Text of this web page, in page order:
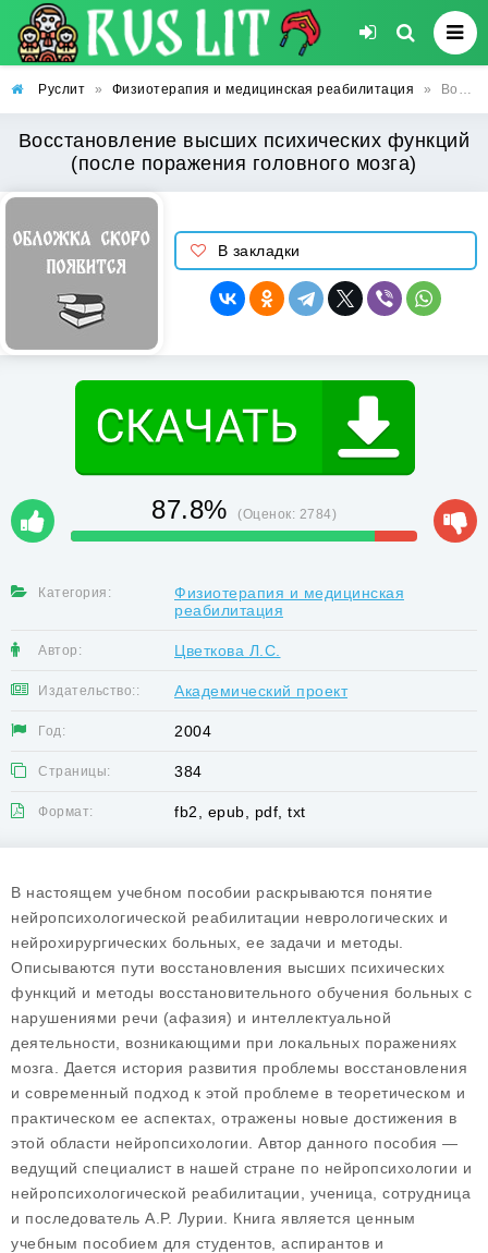
Руслит » Физиотерапия и медицинская реабилитация » Восстановление высших психических функций (после поражения головного мозга)
Восстановление высших психических функций
(после поражения головного мозга)
В закладки
87.8% (Оценок: 2784)
Категория:
Физиотерапия и медицинская
реабилитация
Автор: Цветкова Л.С.
Издательство:: Академический проект
Год: 2004
Страницы: 384
Формат: fb2, epub, pdf, txt
В настоящем учебном пособии раскрываются понятие
нейропсихологической реабилитации неврологических и
нейрохирургических больных, ее задачи и методы.
Описываются пути восстановления высших психических
функций и методы восстановительного обучения больных с
нарушениями речи (афазия) и интеллектуальной
деятельности, возникающими при локальных поражениях
мозга. Дается история развития проблемы восстановления
и современный подход к этой проблеме в теоретическом и
практическом ее аспектах, отражены новые достижения в
этой области нейропсихологии. Автор данного пособия —
ведущий специалист в нашей стране по нейропсихологии и
нейропсихологической реабилитации, ученица, сотрудница
и последователь А.Р. Лурии. Книга является ценным
учебным пособием для студентов, аспирантов и